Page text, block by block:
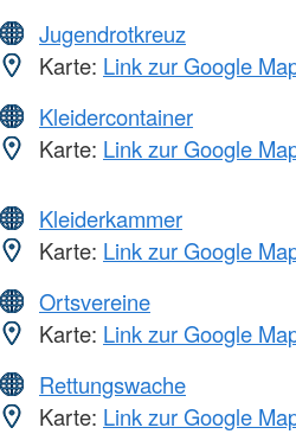
Jugendrotkreuz
Karte: Link zur Google
Kleidercontainer
Karte: Link zur Google
Kleiderkammer
Karte: Link zur Google
Ortsvereine
Karte: Link zur Google
Rettungswache
Karte: Link zur Google